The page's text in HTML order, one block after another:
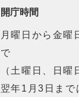
開庁時間
月曜日から金曜
で
（土曜日、日
翌年1月3日まで